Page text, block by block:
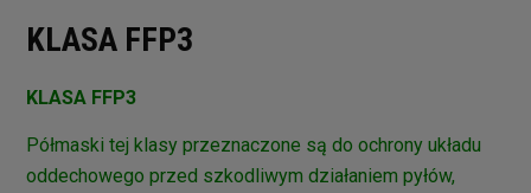
KLASA FFP3
KLASA FFP3
Półmaski tej klasy przeznaczone są do ochrony układu
oddechowego przed szkodliwym działaniem pyłów,